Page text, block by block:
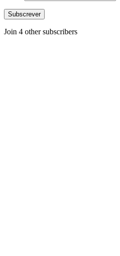
Subscrever
Join 4 other subscribers